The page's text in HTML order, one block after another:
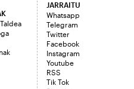
JARRAITU
Whatsapp
Telegram
Twitter
Facebook
Instagram
Youtube
RSS
Tik Tok